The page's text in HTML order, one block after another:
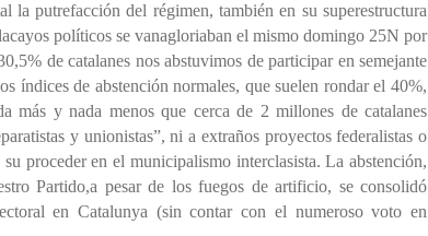
la putrefacción del régimen, también en su superestructura
políticos se vanagloriaban el mismo domingo 25N por
de catalanes nos abstuvimos de participar en semejante
índices de abstención normales, que suelen rondar el 40%,
más y nada menos que cerca de 2 millones de catalanes
y unionistas”, ni a extraños proyectos federalistas o
su proceder en el municipalismo interclasista. La abstención,
Partido,a pesar de los fuegos de artificio, se consolidó
en Catalunya (sin contar con el numeroso voto en